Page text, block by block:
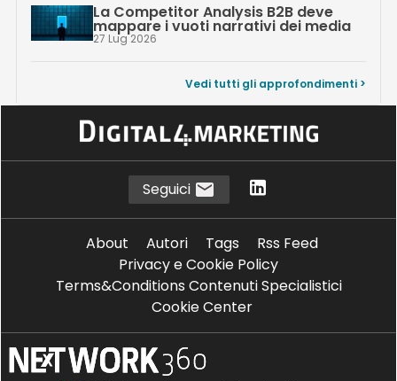
La Competitor Analysis B2B deve
mappare i vuoti narrativi dei media
27 Lug 2026
Vedi tutti gli approfondimenti >
Seguici
About Autori Tags
Rss Feed
Privacy e Cookie Policy
Terms&Conditions Contenuti Specialistici
Cookie Center